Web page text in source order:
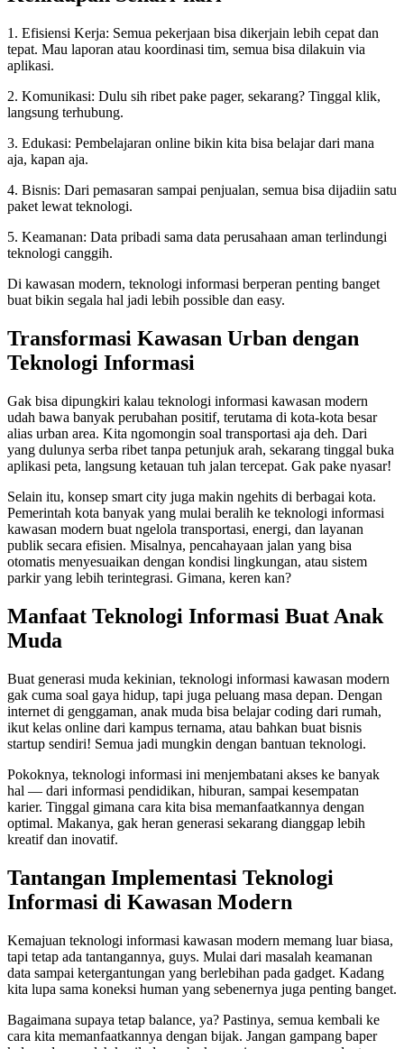
1. Efisiensi Kerja: Semua pekerjaan bisa dikerjain lebih cepat dan
tepat. Mau laporan atau koordinasi tim, semua bisa dilakuin via
aplikasi.
2. Komunikasi: Dulu sih ribet pake pager, sekarang? Tinggal klik,
langsung terhubung.
3. Edukasi: Pembelajaran online bikin kita bisa belajar dari mana
aja, kapan aja.
4. Bisnis: Dari pemasaran sampai penjualan, semua bisa dijadiin satu
paket lewat teknologi.
5. Keamanan: Data pribadi sama data perusahaan aman terlindungi
teknologi canggih.
Di kawasan modern, teknologi informasi berperan penting banget
buat bikin segala hal jadi lebih possible dan easy.
Transformasi Kawasan Urban dengan
Teknologi Informasi
Gak bisa dipungkiri kalau teknologi informasi kawasan modern
udah bawa banyak perubahan positif, terutama di kota-kota besar
alias urban area. Kita ngomongin soal transportasi aja deh. Dari
yang dulunya serba ribet tanpa petunjuk arah, sekarang tinggal buka
aplikasi peta, langsung ketauan tuh jalan tercepat. Gak pake nyasar!
Selain itu, konsep smart city juga makin ngehits di berbagai kota.
Pemerintah kota banyak yang mulai beralih ke teknologi informasi
kawasan modern buat ngelola transportasi, energi, dan layanan
publik secara efisien. Misalnya, pencahayaan jalan yang bisa
otomatis menyesuaikan dengan kondisi lingkungan, atau sistem
parkir yang lebih terintegrasi. Gimana, keren kan?
Manfaat Teknologi Informasi Buat Anak
Muda
Buat generasi muda kekinian, teknologi informasi kawasan modern
gak cuma soal gaya hidup, tapi juga peluang masa depan. Dengan
internet di genggaman, anak muda bisa belajar coding dari rumah,
ikut kelas online dari kampus ternama, atau bahkan buat bisnis
startup sendiri! Semua jadi mungkin dengan bantuan teknologi.
Pokoknya, teknologi informasi ini menjembatani akses ke banyak
hal — dari informasi pendidikan, hiburan, sampai kesempatan
karier. Tinggal gimana cara kita bisa memanfaatkannya dengan
optimal. Makanya, gak heran generasi sekarang dianggap lebih
kreatif dan inovatif.
Tantangan Implementasi Teknologi
Informasi di Kawasan Modern
Kemajuan teknologi informasi kawasan modern memang luar biasa,
tapi tetap ada tantangannya, guys. Mulai dari masalah keamanan
data sampai ketergantungan yang berlebihan pada gadget. Kadang
kita lupa sama koneksi human yang sebenernya juga penting banget.
Bagaimana supaya tetap balance, ya? Pastinya, semua kembali ke
cara kita memanfaatkannya dengan bijak. Jangan gampang baper